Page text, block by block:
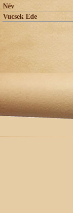
Név
Vucsek Ede